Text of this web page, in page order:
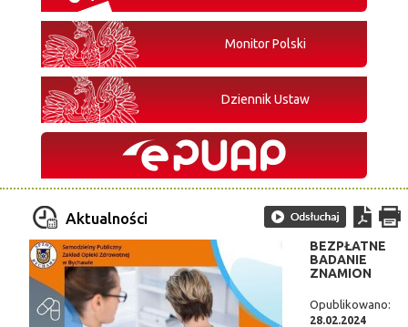
Monitor Polski
Dziennik Ustaw
Aktualności
BEZPŁATNE
BADANIE
ZNAMION
Opublikowano:
28.02.2024